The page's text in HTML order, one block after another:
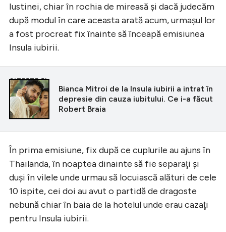
Iustinei, chiar în rochia de mireasă şi dacă judecăm
după modul în care aceasta arată acum, urmaşul lor
a fost procreat fix înainte să înceapă emisiunea
Insula iubirii.
CITEȘTE ȘI
Bianca Mitroi de la Insula iubirii a intrat în
depresie din cauza iubitului. Ce i-a făcut
Robert Braia
În prima emisiune, fix după ce cuplurile au ajuns în
Thailanda, în noaptea dinainte să fie separaţi şi
duşi în vilele unde urmau să locuiască alături de cele
10 ispite, cei doi au avut o partidă de dragoste
nebună chiar în baia de la hotelul unde erau cazaţi
pentru Insula iubirii.